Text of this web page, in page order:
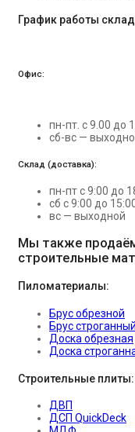
График работы
Офис:
пн-пт. с 9.00 до
сб-вс —
Склад (доставка):
пн-пт с 9:00 до
сб с 9:00 до
вс — выходной
Мы также
строительные
Пиломатериалы:
Брус обрезной
Брус строганный
Доска обрезная
Доска
Строительные плиты:
ДВП
ДСП QuickDeck